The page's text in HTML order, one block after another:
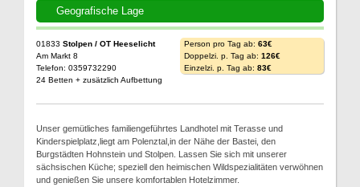
Geografische Lage
01833 Stolpen / OT Heeselicht
Am Markt 8
Telefon: 0359732290
24 Betten + zusätzlich Aufbettung
Person pro Tag ab: 63€
Doppelzi. p. Tag ab: 126€
Einzelzi. p. Tag ab: 83€
Unser gemütliches familiengeführtes Landhotel mit Terasse und
Kinderspielplatz,liegt am Polenztal,in der Nähe der Bastei, den
Burgstädten Hohnstein und Stolpen. Lassen Sie sich mit unserer
sächsischen Küche; speziell den heimischen Wildspezialitäten verwöhnen
und genießen Sie unsere komfortablen Hotelzimmer.